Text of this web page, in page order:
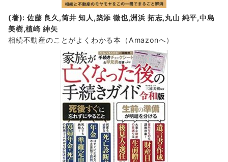
(著): 佐藤 良久,筒井 知人,築添 徹也,洲浜 拓志,丸山 純平,中島
美樹,植崎 紳矢
相続不動産のことがよくわかる本（Amazonへ）